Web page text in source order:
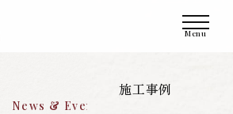
施工事例
News & Event